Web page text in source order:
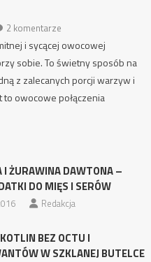
2 komentarze
i sycącej owocowej
sobie. To świetny sposób na
z zalecanych porcji warzyw i
owocowe połączenia
I ŻURAWINA DAWTONA –
DO MIĘS I SERÓW
Redakcja
BEZ OCTU I
W SZKLANEJ BUTELCE